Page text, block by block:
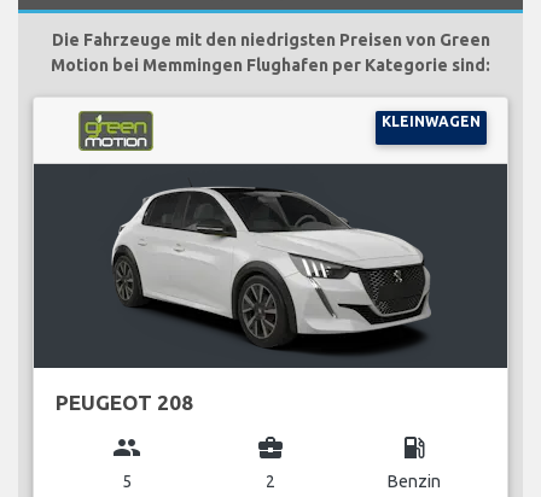
Die Fahrzeuge mit den niedrigsten Preisen von Green
Motion bei Memmingen Flughafen per Kategorie sind:
KLEINWAGEN
PEUGEOT 208
group
5
business_center
2
local_gas_station
Benzin